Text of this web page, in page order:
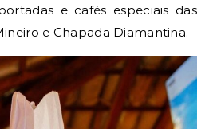
e cafés especiais das
e Chapada Diamantina.